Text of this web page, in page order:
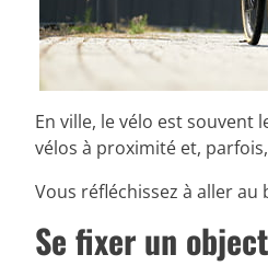
En ville, le vélo est
vélos à proximité et,
Vous réfléchissez à aller au
Se fixer un